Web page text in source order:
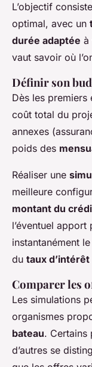
L’objectif
optimal, avec un
durée adaptée à
vaut savoir où
Définir son
Dès les premiers
coût total du
annexes
poids des
Réaliser une
meilleure
montant du
l’éventuel
instantanément
du taux d’intérêt
Comparer les
Les simulations
organismes
bateau. Certains
d’autres se